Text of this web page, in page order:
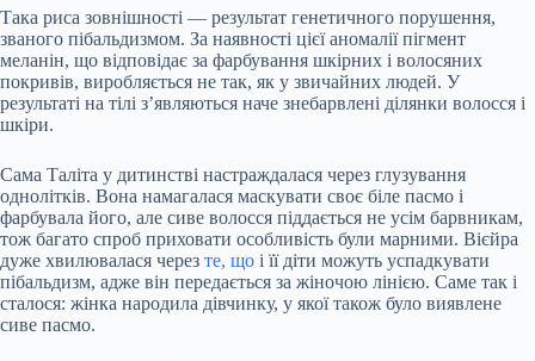
Така риса зовнішності — результат генетичного порушення,
званого пібальдизмом. За наявності цієї аномалії пігмент
меланін, що відповідає за фарбування шкірних і волосяних
покривів, виробляється не так, як у звичайних людей. У
результаті на тілі з’являються наче знебарвлені ділянки волосся і
шкіри.
Сама Таліта у дитинстві настраждалася через глузування
однолітків. Вона намагалася маскувати своє біле пасмо і
фарбувала його, але сиве волосся піддається не усім барвникам,
тож багато спроб приховати особливість були марними. Вієйра
дуже хвилювалася через те, що і її діти можуть успадкувати
пібальдизм, адже він передається за жіночою лінією. Саме так і
сталося: жінка народила дівчинку, у якої також було виявлене
сиве пасмо.